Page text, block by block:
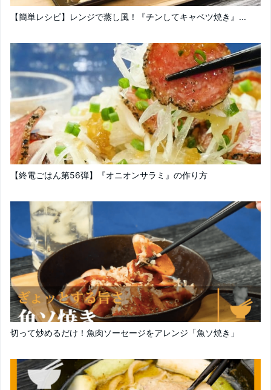
【簡単レシピ】レンジで蒸し風！『チンしてキャベツ焼き』...
【終電ごはん第56弾】『オニオンサラミ』の作り方
切って炒めるだけ！魚肉ソーセージをアレンジ「魚ソ焼き」